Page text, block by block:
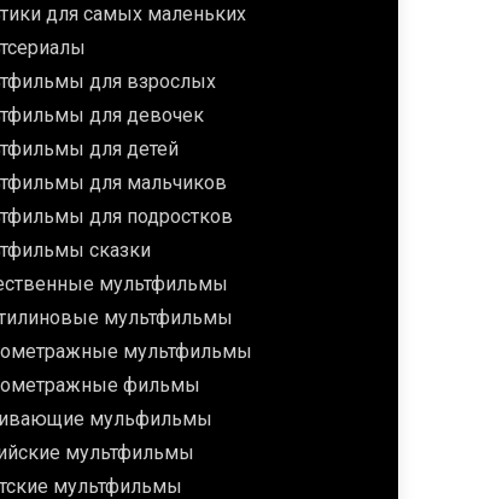
для самых маленьких
для взрослых
для девочек
для детей
для мальчиков
для подростков
сказки
мультфильмы
мультфильмы
мультфильмы
фильмы
мульфильмы
мультфильмы
мультфильмы